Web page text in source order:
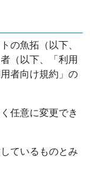
の魚拓（以下、
（以下、「利用
者向け規約」の
任意に変更でき
ているものとみ